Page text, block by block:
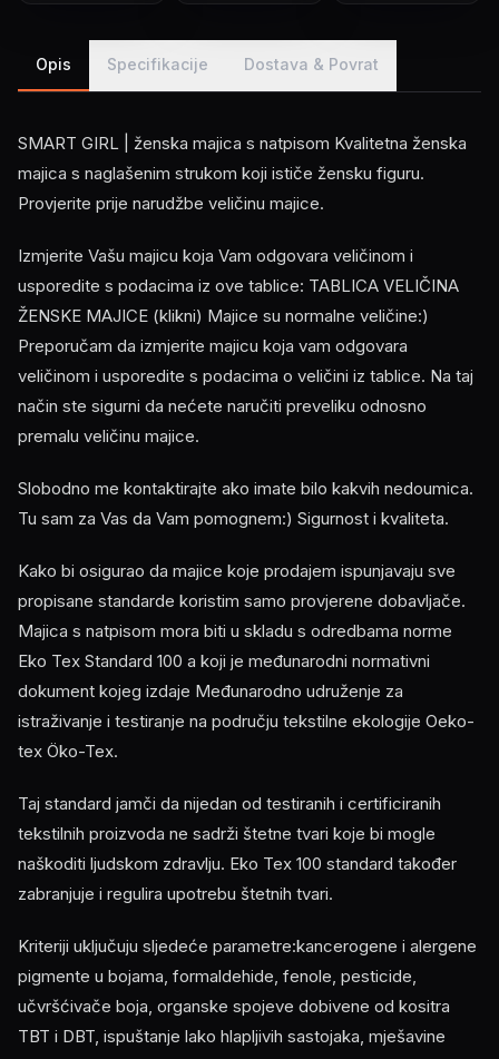
Opis Specifikacije Dostava & Povrat
SMART GIRL | ženska majica s natpisom Kvalitetna ženska
majica s naglašenim strukom koji ističe žensku figuru.
Provjerite prije narudžbe veličinu majice.
Izmjerite Vašu majicu koja Vam odgovara veličinom i
usporedite s podacima iz ove tablice: TABLICA VELIČINA
ŽENSKE MAJICE (klikni) Majice su normalne veličine:)
Preporučam da izmjerite majicu koja vam odgovara
veličinom i usporedite s podacima o veličini iz tablice. Na taj
način ste sigurni da nećete naručiti preveliku odnosno
premalu veličinu majice.
Slobodno me kontaktirajte ako imate bilo kakvih nedoumica.
Tu sam za Vas da Vam pomognem:) Sigurnost i kvaliteta.
Kako bi osigurao da majice koje prodajem ispunjavaju sve
propisane standarde koristim samo provjerene dobavljače.
Majica s natpisom mora biti u skladu s odredbama norme
Eko Tex Standard 100 a koji je međunarodni normativni
dokument kojeg izdaje Međunarodno udruženje za
istraživanje i testiranje na području tekstilne ekologije Oeko-
tex Öko-Tex.
Taj standard jamči da nijedan od testiranih i certificiranih
tekstilnih proizvoda ne sadrži štetne tvari koje bi mogle
naškoditi ljudskom zdravlju. Eko Tex 100 standard također
zabranjuje i regulira upotrebu štetnih tvari.
Kriteriji uključuju sljedeće parametre:kancerogene i alergene
pigmente u bojama, formaldehide, fenole, pesticide,
učvršćivače boja, organske spojeve dobivene od kositra
TBT i DBT, ispuštanje lako hlapljivih sastojaka, mješavine